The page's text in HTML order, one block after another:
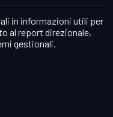
in informazioni utili per
al report direzionale,
gestionali.